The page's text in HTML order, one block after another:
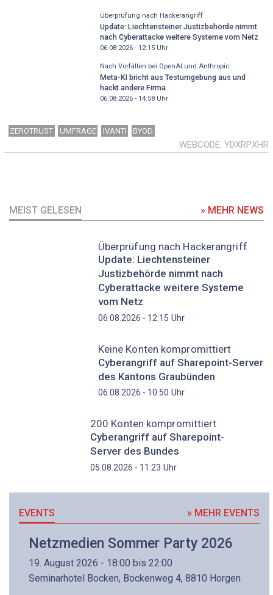
Überprüfung nach Hackerangriff
Update: Liechtensteiner Justizbehörde nimmt
nach Cyberattacke weitere Systeme vom Netz
06.08.2026 - 12:15Uhr
Nach Vorfällen bei OpenAI und Anthropic
Meta-KI bricht aus Testumgebung aus und
hackt andere Firma
06.08.2026 - 14:58Uhr
ZEROTRUST UMFRAGE IVANTI BYOD
WEBCODE YDXRPXHR
MEIST GELESEN » MEHR NEWS
Überprüfung nach Hackerangriff
Update: Liechtensteiner
Justizbehörde nimmt nach
Cyberattacke weitere Systeme
vom Netz
06.08.2026 - 12:15 Uhr
Keine Konten kompromittiert
Cyberangriff auf Sharepoint-Server
des Kantons Graubünden
06.08.2026 - 10:50 Uhr
200 Konten kompromittiert
Cyberangriff auf Sharepoint-
Server des Bundes
05.08.2026 - 11:23 Uhr
EVENTS » MEHR EVENTS
Netzmedien Sommer Party 2026
19. August 2026 - 18:00 bis 22:00
Seminarhotel Bocken, Bockenweg 4, 8810 Horgen